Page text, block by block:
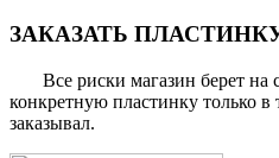
ЗАКАЗАТЬ
Все риски магазин берет на
конкретную пластинку только в
заказывал.